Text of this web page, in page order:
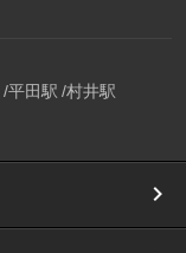
平田駅 村井駅